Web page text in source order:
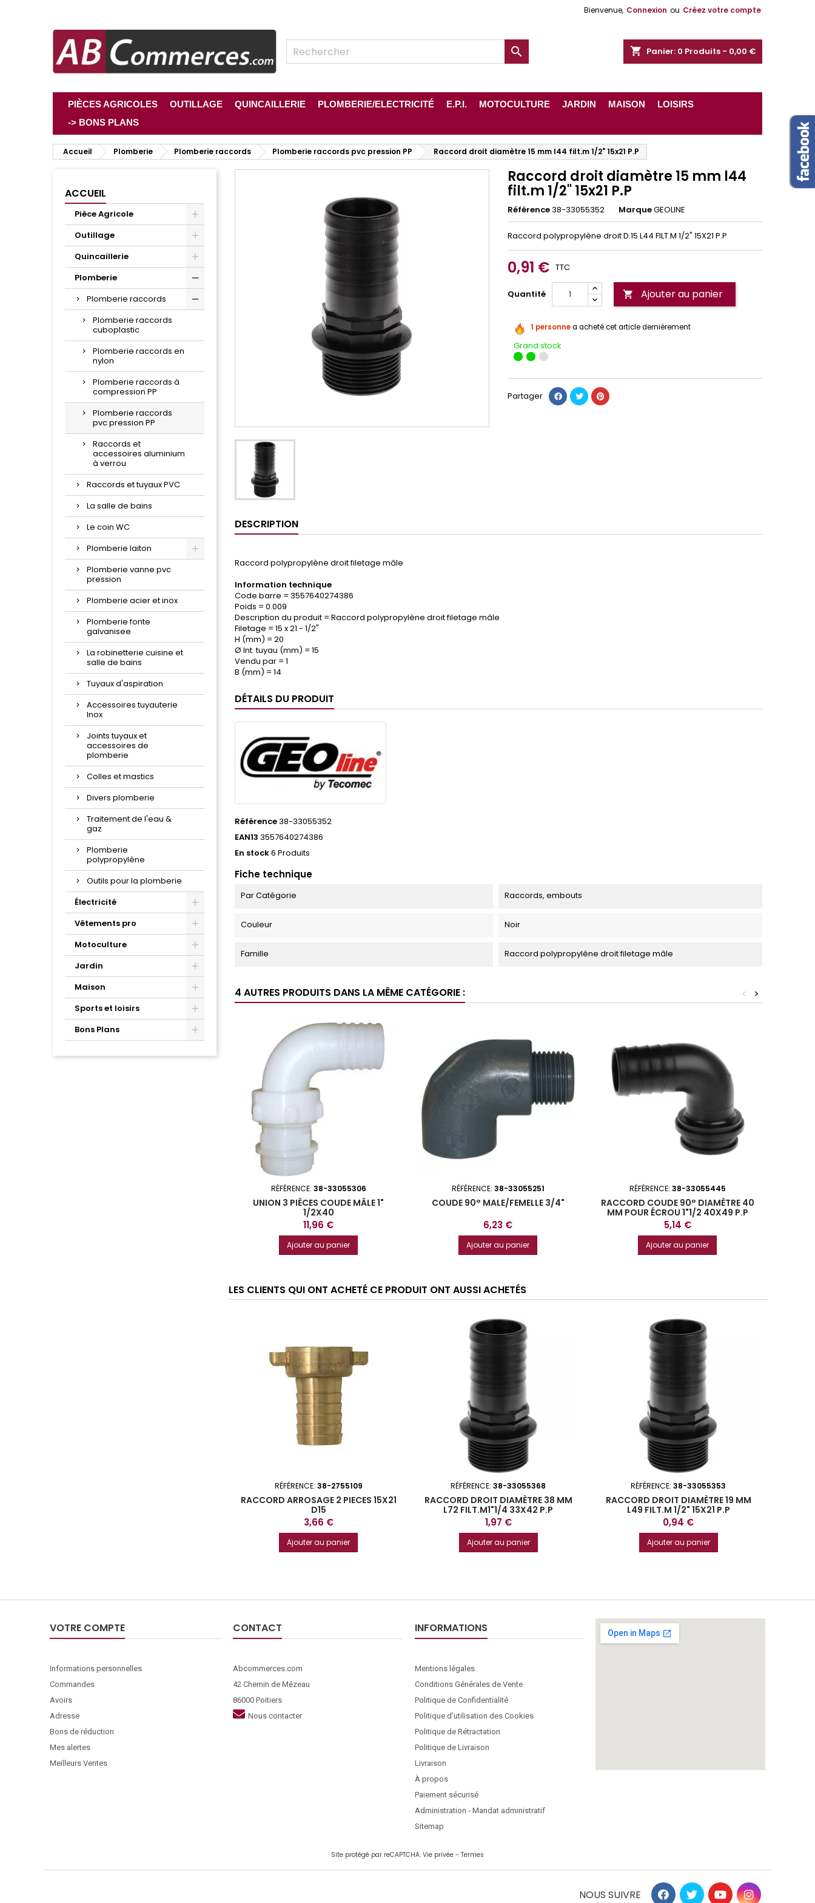
Bienvenue, Connexion ou Créez votre compte
shopping_cart Panier: 0 Produits - 0,00 €

PIÈCES AGRICOLES OUTILLAGE QUINCAILLERIE PLOMBERIE/ELECTRICITÉ E.P.I. MOTOCULTURE JARDIN MAISON
LOISIRS
-> BONS PLANS
Accueil Plomberie Plomberie raccords Plomberie raccords pvc pression PP Raccord droit diamètre 15 mm l44 filt.m 1/2" 15x21 P.P
ACCUEIL
Pièce Agricole
Outillage
Quincaillerie
Plomberie
Plomberie raccords
Plomberie raccords
cuboplastic
Plomberie raccords en
nylon
Plomberie raccords à
compression PP
Plomberie raccords
pvc pression PP
Raccords et
accessoires aluminium
à verrou
Raccords et tuyaux PVC
La salle de bains
Le coin WC
Plomberie laiton
Plomberie vanne pvc
pression
Plomberie acier et inox
Plomberie fonte
galvanisee
La robinetterie cuisine et
salle de bains
Tuyaux d'aspiration
Accessoires tuyauterie
Inox
Joints tuyaux et
accessoires de
plomberie
Colles et mastics
Divers plomberie
Traitement de l'eau &
gaz
Plomberie
polypropylène
Outils pour la plomberie
Électricité
Vêtements pro
Motoculture
Jardin
Maison
Sports et loisirs
Bons Plans
Raccord droit diamètre 15 mm l44
filt.m 1/2" 15x21 P.P
Référence38-33055352 MarqueGEOLINE
Raccord polypropylène droit D.15 L44 FILT.M 1/2" 15X21 P.P
0,91 € TTC
Quantité  Ajouter au panier
1 personnea acheté cet article dernièrement
Grand stock
Partager
DESCRIPTION
Raccord polypropylène droit filetage mâle
Information technique
Code barre = 3557640274386
Poids = 0.009
Description du produit = Raccord polypropylène droit filetage mâle
Filetage = 15 x 21 - 1/2"
H (mm) = 20
Ø Int. tuyau (mm) = 15
Vendu par = 1
B (mm) = 14
DÉTAILS DU PRODUIT
Référence38-33055352
EAN13 3557640274386
En stock6 Produits
Fiche technique
Par Catégorie Raccords, embouts
Couleur Noir
Famille Raccord polypropylène droit filetage mâle
4 AUTRES PRODUITS DANS LA MÊME CATÉGORIE : >
<
RÉFÉRENCE: 38-33055306
UNION 3 PIÈCES COUDE MÂLE 1"
1/2X40
Prix
11,96 €
Ajouter au panier
RÉFÉRENCE: 38-33055251
COUDE 90° MALE/FEMELLE 3/4"
Prix
6,23 €
Ajouter au panier
RÉFÉRENCE: 38-33055445
RACCORD COUDE 90° DIAMÈTRE 40
MM POUR ÉCROU 1"1/2 40X49 P.P
Prix
5,14 €
Ajouter au panier
LES CLIENTS QUI ONT ACHETÉ CE PRODUIT ONT AUSSI ACHETÉS
RÉFÉRENCE: 38-2755109
RACCORD ARROSAGE 2 PIECES 15X21
D15
Prix
3,66 €
Ajouter au panier
RÉFÉRENCE:38-33055368
RACCORD DROIT DIAMÈTRE 38 MM
L72 FILT.M1"1/4 33X42 P.P
Prix
1,97 €
Ajouter au panier
RÉFÉRENCE:38-33055353
RACCORD DROIT DIAMÈTRE 19 MM
L49 FILT.M 1/2" 15X21 P.P
Prix
0,94 €
Ajouter au panier
VOTRE COMPTE
Informations personnelles
Commandes
Avoirs
Adresse
Bons de réduction
Mes alertes
Meilleurs Ventes
CONTACT
Abcommerces.com
42 Chemin de Mézeau
86000 Poitiers
Nous contacter
INFORMATIONS
Mentions légales
Conditions Générales de Vente
Politique de Confidentialité
Politique d’utilisation des Cookies
Politique de Rétractation
Politique de Livraison
Livraison
À propos
Paiement sécurisé
Administration - Mandat administratif
Sitemap
Site protégé par reCAPTCHA. Vie privée - Termes
NOUS SUIVRE